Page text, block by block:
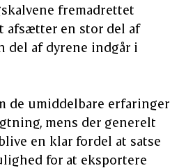
fremadrettet
afsætter en stor del af
del af dyrene indgår i
de umiddelbare erfaringer
mens der generelt
en klar fordel at satse
for at eksportere